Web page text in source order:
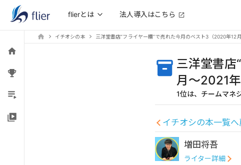
flierとは 法人導入はこちら
イチオシの本 三洋堂書店“フライヤー棚”で売れた今月のベスト3（2020年12
三洋堂書店
月～2021年
1位は、チームマネ
イチオシの本一覧へ
増田将吾
ライター詳細